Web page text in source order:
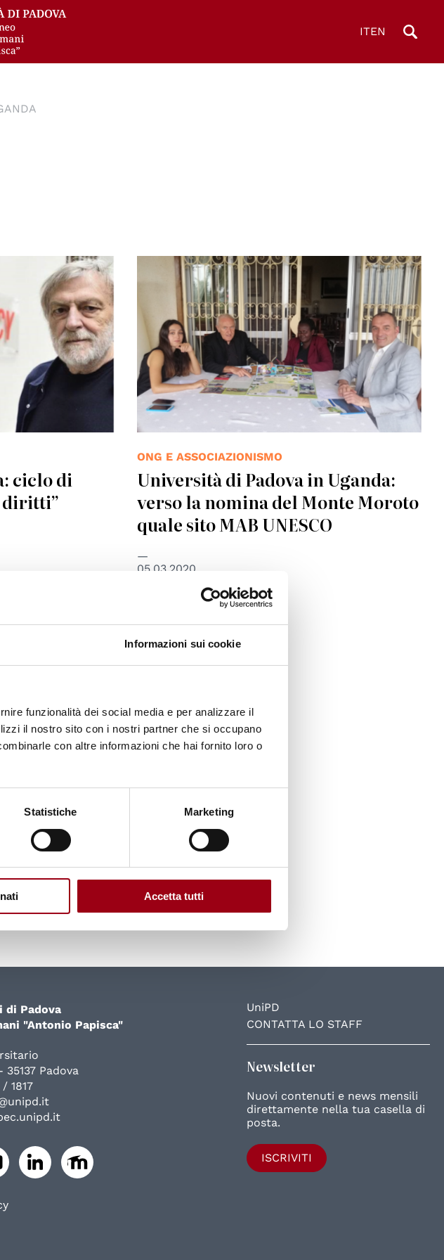
Informazioni sui cookie
funzionalità dei social media e per analizzare il
il nostro sito con i nostri partner che si occupano
con altre informazioni che hai fornito loro o
Statistiche Marketing
Accetta tutti
ITEN
ciclo di
diritti”
ONG E ASSOCIAZIONISMO
Università di Padova in Uganda:
verso la nomina del Monte Moroto
quale sito MAB UNESCO
05.03.2020
UniPD
CONTATTA LO STAFF
Newsletter
Nuovi contenuti e news mensili
direttamente nella tua casella di
posta.
ISCRIVITI
di Padova
"Antonio Papisca"
Padova
1817